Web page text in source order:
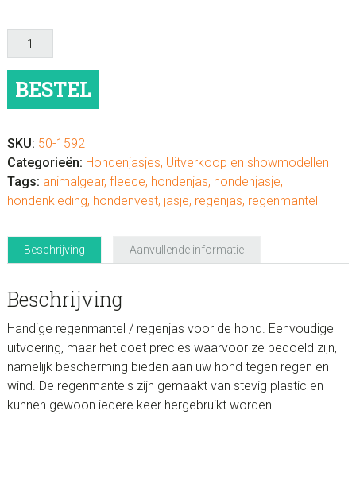
Honden
Regenjasje
BESTEL
SKU: 50-1592
Categorieën: Hondenjasjes, Uitverkoop en showmodellen
Tags: animalgear, fleece, hondenjas, hondenjasje,
hondenkleding, hondenvest, jasje, regenjas, regenmantel
Beschrijving Aanvullende informatie
Beschrijving
Handige regenmantel / regenjas voor de hond. Eenvoudige
uitvoering, maar het doet precies waarvoor ze bedoeld zijn,
namelijk bescherming bieden aan uw hond tegen regen en
wind. De regenmantels zijn gemaakt van stevig plastic en
kunnen gewoon iedere keer hergebruikt worden.